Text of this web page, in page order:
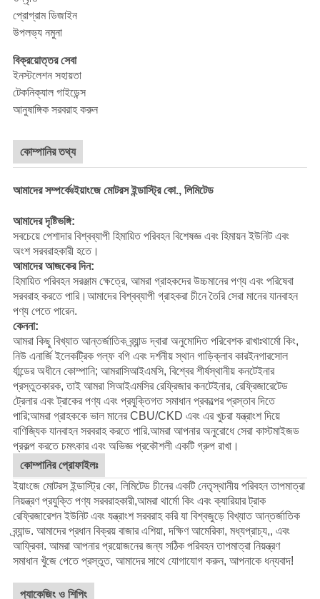
প্রোগ্রাম ডিজাইন
উপলভ্য নমুনা
বিক্রয়োত্তর সেবা
ইনস্টলেশন সহায়তা
টেকনিক্যাল গাইডেন্স
আনুষাঙ্গিক সরবরাহ করুন
কোম্পানির তথ্য
আমাদের সম্পর্কেঃইয়াংজে মোটরস ইন্ডাস্ট্রি কো., লিমিটেড
আমাদের দৃষ্টিভঙ্গি:
সবচেয়ে পেশাদার বিশ্বব্যাপী হিমায়িত পরিবহন বিশেষজ্ঞ এবং হিমায়ন ইউনিট এবং
অংশ সরবরাহকারী হতে।
আমাদের আজকের দিন:
হিমায়িত পরিবহন সরঞ্জাম ক্ষেত্রে, আমরা গ্রাহকদের উচ্চমানের পণ্য এবং পরিষেবা
সরবরাহ করতে পারি।আমাদের বিশ্বব্যাপী গ্রাহকরা চীনে তৈরি সেরা মানের যানবাহন
পণ্য পেতে পারেন.
কেননা:
আমরা কিছু বিখ্যাত আন্তর্জাতিক ব্র্যান্ড দ্বারা অনুমোদিত পরিবেশক রাখাঃথার্মো কিং,
নিউ এনার্জি ইলেকট্রিক গল্ফ বগি এবং দর্শনীয় স্থান গাড়িক্লাব কারইনগারসোল
র্যান্ডের অধীনে কোম্পানি; আমরাসিআইএমসি, বিশ্বের শীর্ষস্থানীয় কনটেইনার
প্রস্তুতকারক, তাই আমরা সিআইএমসির রেফ্রিজার কনটেইনার, রেফ্রিজারেটেড
ট্রেলার এবং ট্রাকের পণ্য এবং প্রযুক্তিগত সমাধান প্রকল্পের প্রস্তাব দিতে
পারি;আমরা গ্রাহককে ভাল মানের CBU/CKD এবং এর খুচরা যন্ত্রাংশ দিয়ে
বাণিজ্যিক যানবাহন সরবরাহ করতে পারি.আমরা আপনার অনুরোধে সেরা কাস্টমাইজড
প্রকল্প করতে চমৎকার এবং অভিজ্ঞ প্রকৌশলী একটি গ্রুপ রাখা।
কোম্পানির প্রোফাইলঃ
ইয়াংজে মোটরস ইন্ডাস্ট্রি কো, লিমিটেড চীনের একটি নেতৃস্থানীয় পরিবহন তাপমাত্রা
নিয়ন্ত্রণ প্রযুক্তি পণ্য সরবরাহকারী,আমরা থার্মো কিং এবং ক্যারিয়ার ট্রাক
রেফ্রিজারেশন ইউনিট এবং যন্ত্রাংশ সরবরাহ করি যা বিশ্বজুড়ে বিখ্যাত আন্তর্জাতিক
ব্র্যান্ড. আমাদের প্রধান বিক্রয় বাজার এশিয়া, দক্ষিণ আমেরিকা, মধ্যপ্রাচ্য,, এবং
আফ্রিকা. আমরা আপনার প্রয়োজনের জন্য সঠিক পরিবহন তাপমাত্রা নিয়ন্ত্রণ
সমাধান খুঁজে পেতে প্রস্তুত, আমাদের সাথে যোগাযোগ করুন, আপনাকে ধন্যবাদ!
প্যাকেজিং ও শিপিং